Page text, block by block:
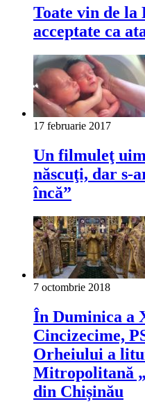
Toate vin de la
acceptate ca
17 februarie 2017
Un filmuleţ
născuţi, dar s-
încă”
7 octombrie 2018
În Duminica a
Cincizecime,
Orheiului a
Mitropolitană
din Chișinău